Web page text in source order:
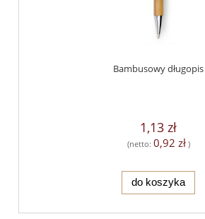
Bambusowy długopis
1,13 zł
(netto: 0,92 zł)
do koszyka